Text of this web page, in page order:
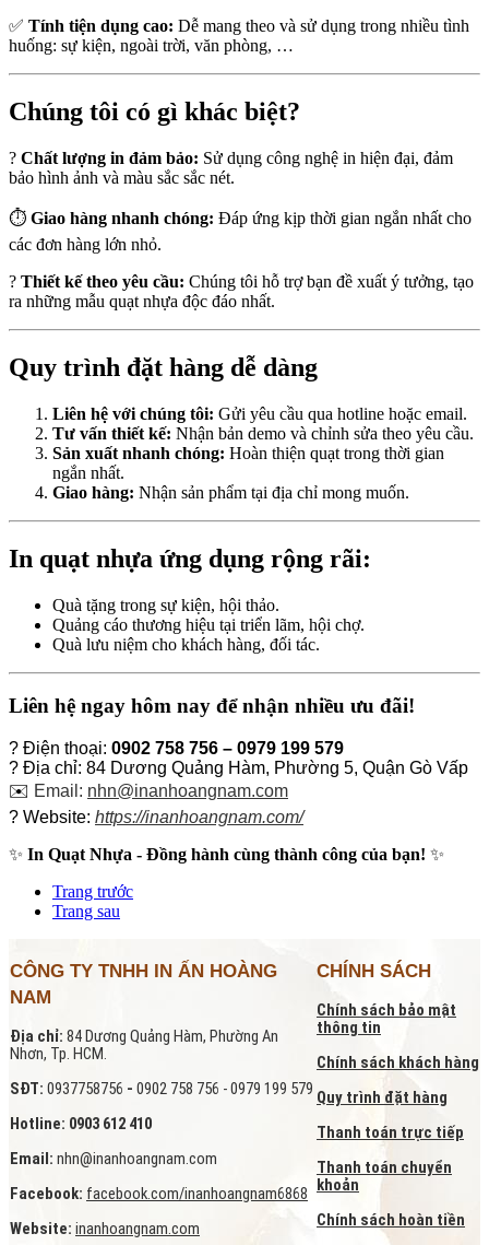
✅ Tính tiện dụng cao: Dễ mang theo và sử dụng trong nhiều tình
huống: sự kiện, ngoài trời, văn phòng, …
Chúng tôi có gì khác biệt?
? Chất lượng in đảm bảo: Sử dụng công nghệ in hiện đại, đảm
bảo hình ảnh và màu sắc sắc nét.
⏱ Giao hàng nhanh chóng: Đáp ứng kịp thời gian ngắn nhất cho
các đơn hàng lớn nhỏ.
? Thiết kế theo yêu cầu: Chúng tôi hỗ trợ bạn đề xuất ý tưởng, tạo
ra những mẫu quạt nhựa độc đáo nhất.
Quy trình đặt hàng dễ dàng
Liên hệ với chúng tôi: Gửi yêu cầu qua hotline hoặc email.
Tư vấn thiết kế: Nhận bản demo và chỉnh sửa theo yêu cầu.
Sản xuất nhanh chóng: Hoàn thiện quạt trong thời gian
ngắn nhất.
Giao hàng: Nhận sản phẩm tại địa chỉ mong muốn.
In quạt nhựa ứng dụng rộng rãi:
Quà tặng trong sự kiện, hội thảo.
Quảng cáo thương hiệu tại triển lãm, hội chợ.
Quà lưu niệm cho khách hàng, đối tác.
Liên hệ ngay hôm nay để nhận nhiều ưu đãi!
? Điện thoại: 0902 758 756 – 0979 199 579
? Địa chỉ: 84 Dương Quảng Hàm, Phường 5, Quận Gò Vấp
✉️ Email: nhn@inanhoangnam.com
? Website: https://inanhoangnam.com/
✨ In Quạt Nhựa - Đồng hành cùng thành công của bạn! ✨
Trang trước
Trang sau
CÔNG TY TNHH IN ẤN HOÀNG
NAM
Địa chỉ: 84 Dương Quảng Hàm, Phường An
Nhơn, Tp. HCM.
SĐT: 0937758756 - 0902 758 756 - 0979 199 579
Hotline: 0903 612 410
Email: nhn@inanhoangnam.com
Facebook: facebook.com/inanhoangnam6868
Website: inanhoangnam.com
CHÍNH SÁCH
Chính sách bảo mật
thông tin
Chính sách khách hàng
Quy trình đặt hàng
Thanh toán trực tiếp
Thanh toán chuyển
khoản
Chính sách hoàn tiền